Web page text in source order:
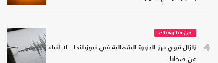
4
من هنا وهناك
زلزال قوي يهز الجزيرة الشمالية في نيوزيلندا.. لا أنباء
عن ضحايا